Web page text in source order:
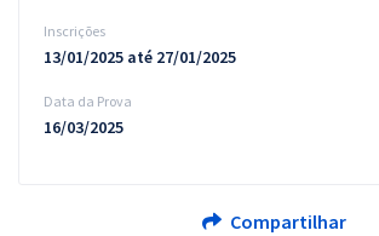
Inscrições
13/01/2025 até 27/01/2025
Data da Prova
16/03/2025
Compartilhar